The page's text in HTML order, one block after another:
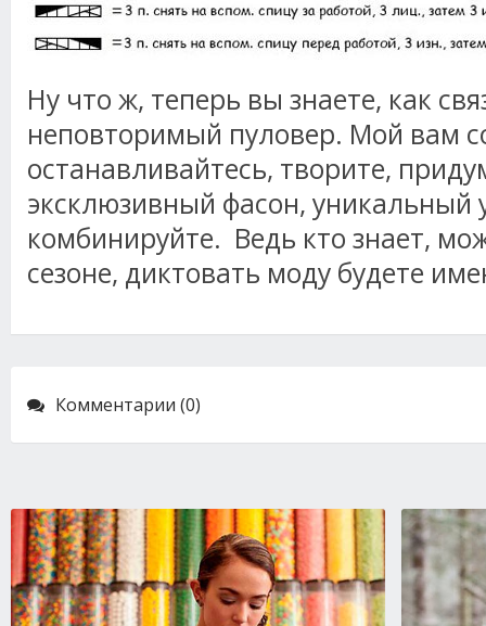
Ну что ж, теперь вы знаете, как
неповторимый пуловер. Мой вам
останавливайтесь, творите,
эксклюзивный фасон, уникальный
комбинируйте. Ведь кто знает,
сезоне, диктовать моду будете
Комментарии (0)